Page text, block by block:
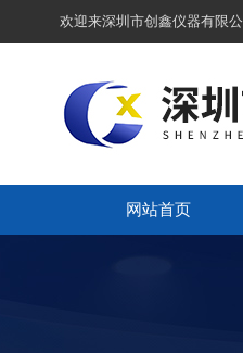
欢迎来深圳市创鑫仪器有限
网站首页